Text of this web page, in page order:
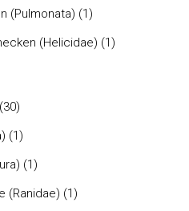
(Pulmonata) (1)
(Helicidae) (1)
(30)
(1)
(1)
(Ranidae) (1)